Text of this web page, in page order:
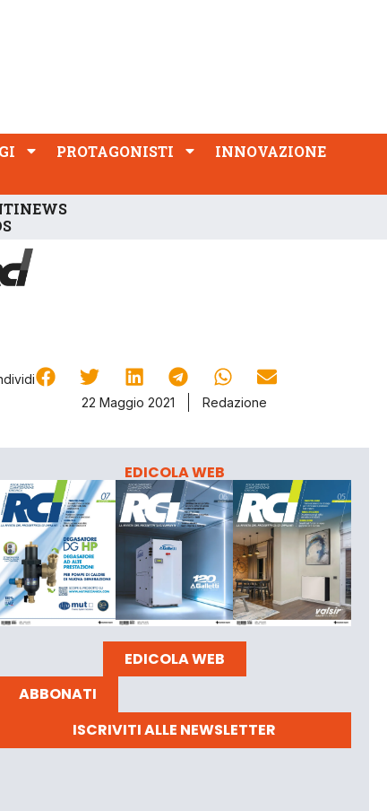
PROTAGONISTI
INNOVAZIONE
22 Maggio 2021
Redazione
EDICOLA WEB
EDICOLA WEB
ABBONATI
ISCRIVITI ALLE NEWSLETTER